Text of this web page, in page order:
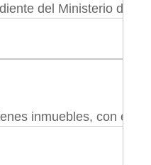
del Ministerio de
inmuebles, con el